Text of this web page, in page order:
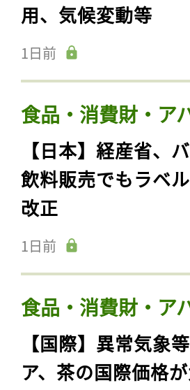
用、気候変動等
1日前
食品・消費財・ア
【日本】経産省、
飲料販売でもラベ
改正
1日前
食品・消費財・ア
【国際】異常気象
ア、茶の国際価格